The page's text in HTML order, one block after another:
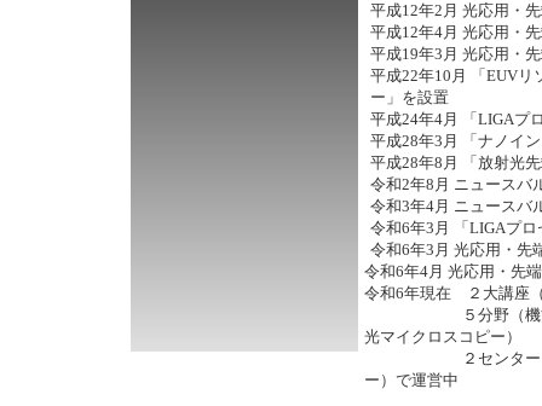
平成12年2月 光応用・
平成12年4月 光応用・
平成19年3月 光応用・
平成22年10月 「EUVリ
ー」を設置
平成24年4月 「LIGAプ
平成28年3月 「ナノイ
平成28年8月 「放射光
令和2年8月 ニュースバ
令和3年4月 ニュースバ
令和6年3月 「LIGAプ
令和6年3月 光応用・先
令和6年4月 光応用・先
令和6年現在 ２大講座
５分野（機能性マテ
光マイクロスコピー）
２センター（EUV
ー）で運営中